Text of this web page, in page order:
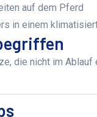
auf dem Pferd
in einem
die nicht im Ablauf